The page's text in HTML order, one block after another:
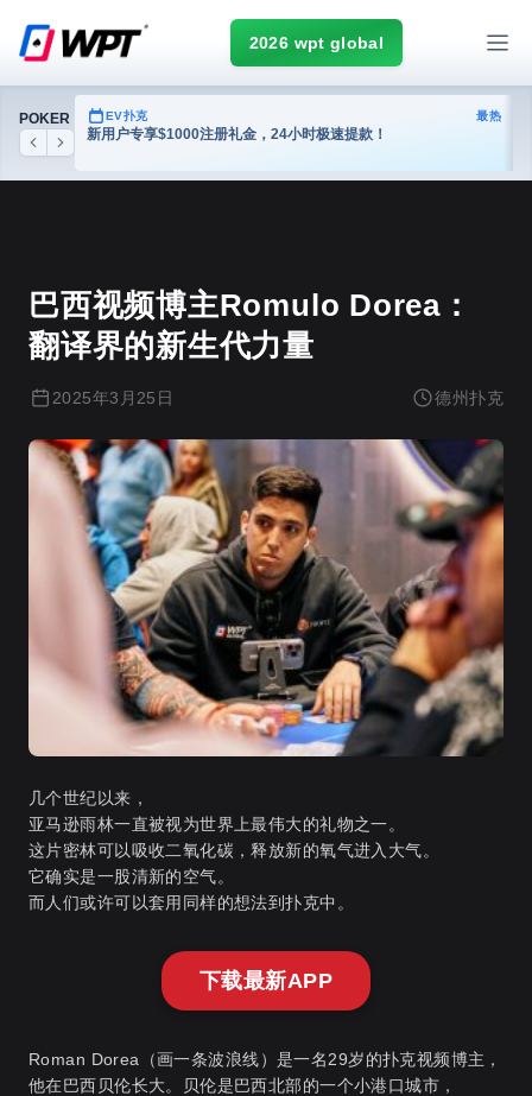
2026 wpt global
POKER
Previous
Next
热门 EV扑克 最热
新用户专享$1000注册礼金，24小时极速提款！
巴西视频博主Romulo Dorea：
翻译界的新生代力量
2025年3月25日 德州扑克
几个世纪以来，
亚马逊雨林一直被视为世界上最伟大的礼物之一。
这片密林可以吸收二氧化碳，释放新的氧气进入大气。
它确实是一股清新的空气。
而人们或许可以套用同样的想法到扑克中。
下载最新APP
Roman Dorea（画一条波浪线）是一名29岁的扑克视频博主，
他在巴西贝伦长大。贝伦是巴西北部的一个小港口城市，